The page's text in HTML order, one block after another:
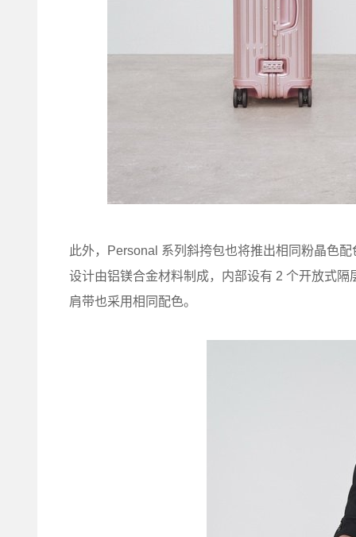
此外，Personal 系列斜挎包也将推出相同粉晶色
设计由铝镁合金材料制成，内部设有 2 个开放式
肩带也采用相同配色。